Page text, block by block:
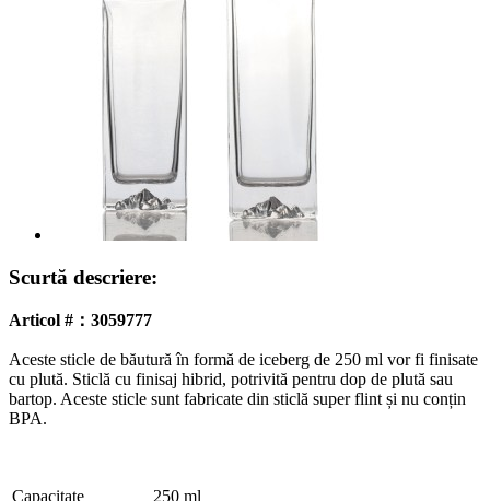
Scurtă descriere:
Articol #：3059777
Aceste sticle de băutură în formă de iceberg de 250 ml vor fi finisate
cu plută. Sticlă cu finisaj hibrid, potrivită pentru dop de plută sau
bartop. Aceste sticle sunt fabricate din sticlă super flint și nu conțin
BPA.
Capacitate
250 ml